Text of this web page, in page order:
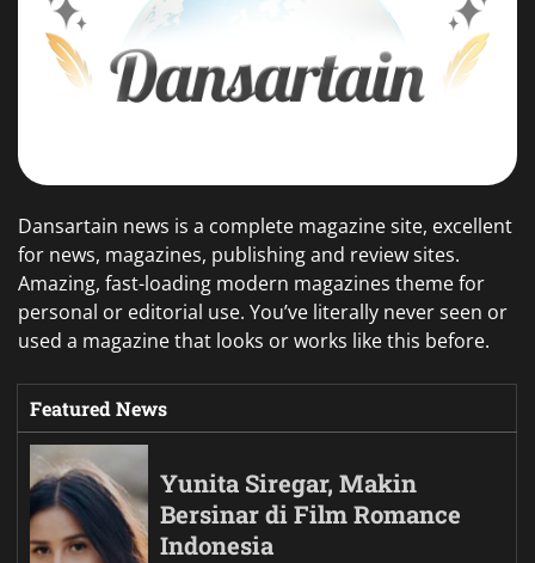
Dansartain news is a complete magazine site, excellent
for news, magazines, publishing and review sites.
Amazing, fast-loading modern magazines theme for
personal or editorial use. You’ve literally never seen or
used a magazine that looks or works like this before.
Featured News
Yunita Siregar, Makin
Bersinar di Film Romance
Indonesia